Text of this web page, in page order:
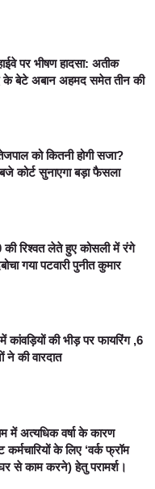
पर भीषण हादसा: अतीक
बेटे अबान अहमद समेत तीन की
को कितनी होगी सजा?
कोर्ट सुनाएगा बड़ा फैसला
की रिश्वत लेते हुए कोसली में रंगे
गया पटवारी पुनीत कुमार
में कांवड़ियों की भीड़ पर फायरिंग ,6
ने की वारदात
में अत्यधिक वर्षा के कारण
कर्मचारियों के लिए ‘वर्क फ्रॉम
से काम करने) हेतु परामर्श।